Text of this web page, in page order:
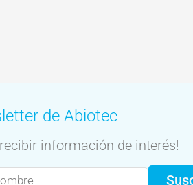
de Abiotec
información de interés!